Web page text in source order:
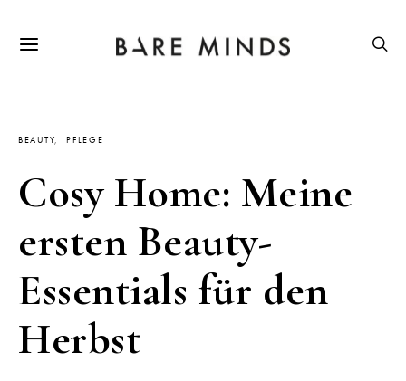
BEAUTY PFLEGE
Cosy Home: Meine
ersten Beauty-
Essentials für den
Herbst